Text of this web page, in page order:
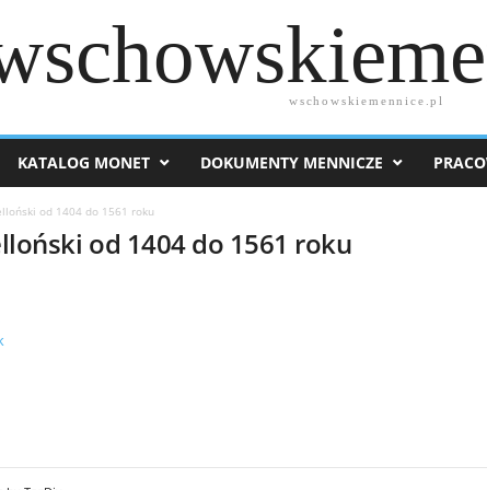
wschowskiemennice.pl
KATALOG MONET DOKUMENTY MENNICZE
od 1404 do 1561 roku
od 1404 do 1561 roku